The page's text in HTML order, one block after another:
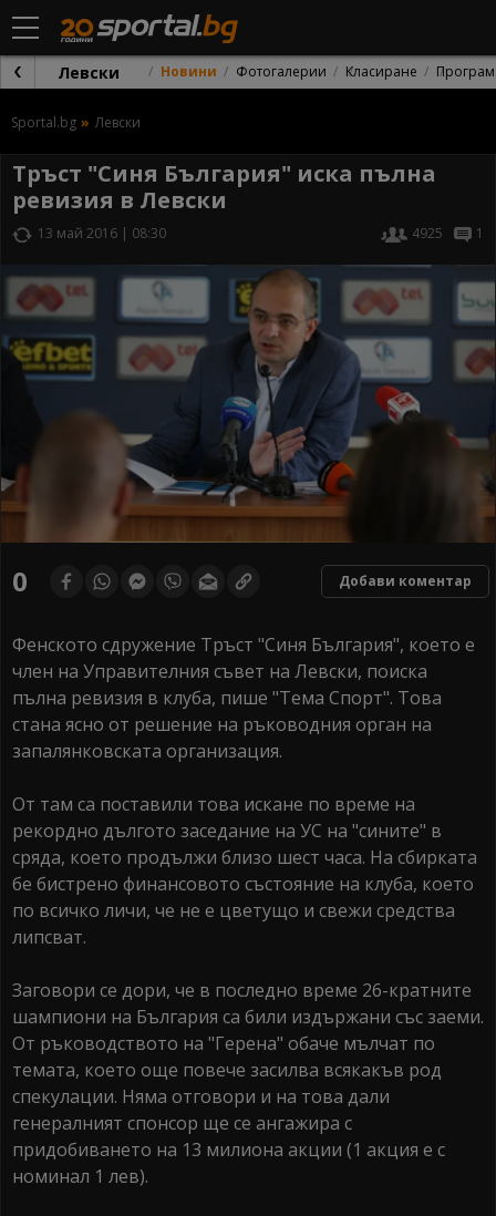
Левски Новини Фотогалерии Класиране
Sportal.bg Левски
Тръст "Синя България" иска пълна
ревизия в Левски
13 май 2016 | 08:30 4925 1
0 Добави коментар
Фенското сдружение Тръст "Синя България", което е
член на Управителния съвет на Левски, поиска
пълна ревизия в клуба, пише "Тема Спорт". Това
стана ясно от решение на ръковод­ния орган на
запалянковската организация.
От там са по­ставили това искане по вре­ме на
рекордно дългото засе­дание на УС на "сините" в
сряда, което продължи близо шест часа. На сбирката
бе бистрено фи­нансовото състояние на клу­ба, което
по всичко личи, че не е цветущо и свежи сред­ства
липсват.
Заговори се дори, че в последно време 26-кратните
шампиони на България са били издържани със заеми.
От ръководството на "Герена" обаче мълчат по
темата, което още повече засилва всякакъв род
спекула­ции. Няма отговори и на то­ва дали
генералният спонсор ще се ангажира с
придобиването на 13 милиона акции (1 акция е с
номинал 1 лев).